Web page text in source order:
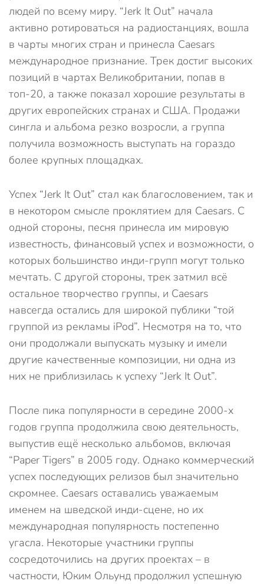
людей по всему миру. “Jerk It Out” начала
активно ротироваться на радиостанциях, вошла
в чарты многих стран и принесла Caesars
международное признание. Трек достиг высоких
позиций в чартах Великобритании, попав в
топ-20, а также показал хорошие результаты в
других европейских странах и США. Продажи
сингла и альбома резко возросли, а группа
получила возможность выступать на гораздо
более крупных площадках.
Успех “Jerk It Out” стал как благословением, так и
в некотором смысле проклятием для Caesars. С
одной стороны, песня принесла им мировую
известность, финансовый успех и возможности, о
которых большинство инди-групп могут только
мечтать. С другой стороны, трек затмил всё
остальное творчество группы, и Caesars
навсегда остались для широкой публики “той
группой из рекламы iPod”. Несмотря на то, что
они продолжали выпускать музыку и имели
другие качественные композиции, ни одна из
них не приблизилась к успеху “Jerk It Out”.
После пика популярности в середине 2000-х
годов группа продолжила свою деятельность,
выпустив ещё несколько альбомов, включая
“Paper Tigers” в 2005 году. Однако коммерческий
успех последующих релизов был значительно
скромнее. Caesars оставались уважаемым
именем на шведской инди-сцене, но их
международная популярность постепенно
угасла. Некоторые участники группы
сосредоточились на других проектах – в
частности, Юким Ольунд продолжил успешную